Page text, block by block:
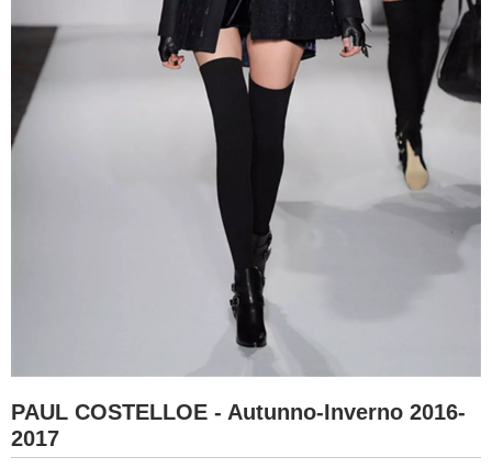
PAUL COSTELLOE - Autunno-Inverno 2016-
2017